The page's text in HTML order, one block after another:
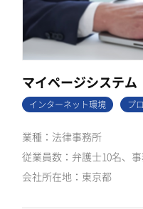
マイページシステム
インターネット環境 プ
法律事務所
弁護士10名、
東京都